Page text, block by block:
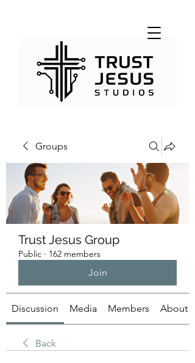
Groups
Trust Jesus Group
Public · 162 members
Join
Discussion Media Members About
Back